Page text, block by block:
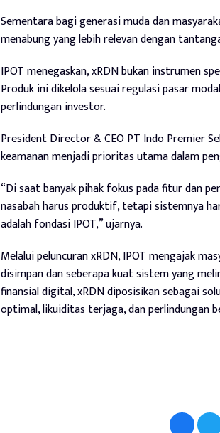
Sementara bagi generasi muda dan
menabung yang lebih relevan dengan
IPOT menegaskan, xRDN bukan instrumen
Produk ini dikelola sesuai regulasi pasar
perlindungan investor.
President Director & CEO PT Indo Premier
keamanan menjadi prioritas utama dalam
“Di saat banyak pihak fokus pada fitur dan
nasabah harus produktif, tetapi sistemnya
adalah fondasi IPOT,” ujarnya.
Melalui peluncuran xRDN, IPOT mengajak
disimpan dan seberapa kuat sistem yang
finansial digital, xRDN diposisikan sebagai
optimal, likuiditas terjaga, dan perlindungan